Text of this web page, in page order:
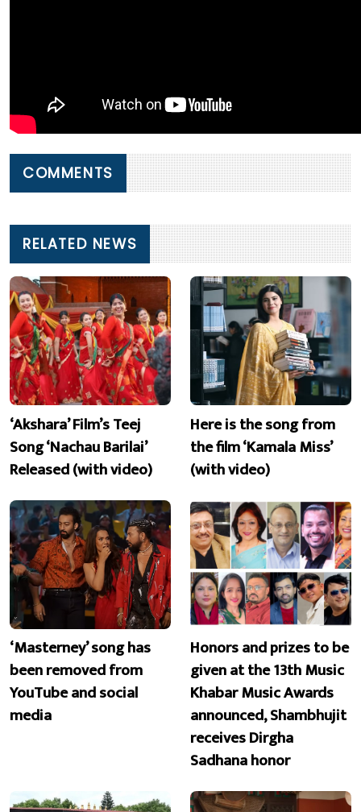
COMMENTS
RELATED NEWS
‘Akshara’ Film’s Teej
Song ‘Nachau Barilai’
Released (with video)
Here is the song from
the film ‘Kamala Miss’
(with video)
‘Masterney’ song has
been removed from
YouTube and social
media
Honors and prizes to be
given at the 13th Music
Khabar Music Awards
announced, Shambhujit
receives Dirgha
Sadhana honor